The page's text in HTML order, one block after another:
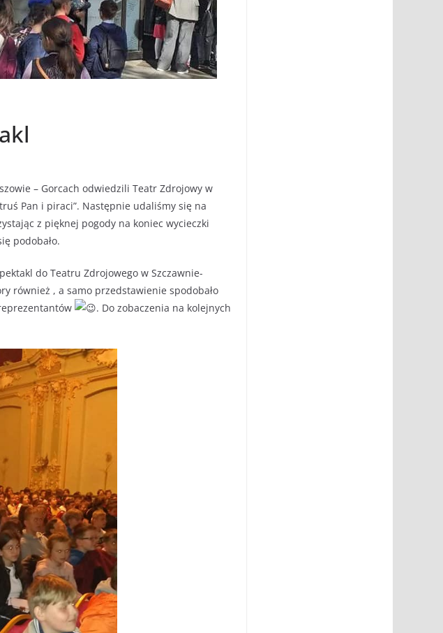
– Gorcach odwiedzili Teatr Zdrojowy w
Pan i piraci”. Następnie udaliśmy się na
z pięknej pogody na koniec wycieczki
podobało.
do Teatru Zdrojowego w Szczawnie-
również , a samo przedstawienie spodobało
. Do zobaczenia na kolejnych